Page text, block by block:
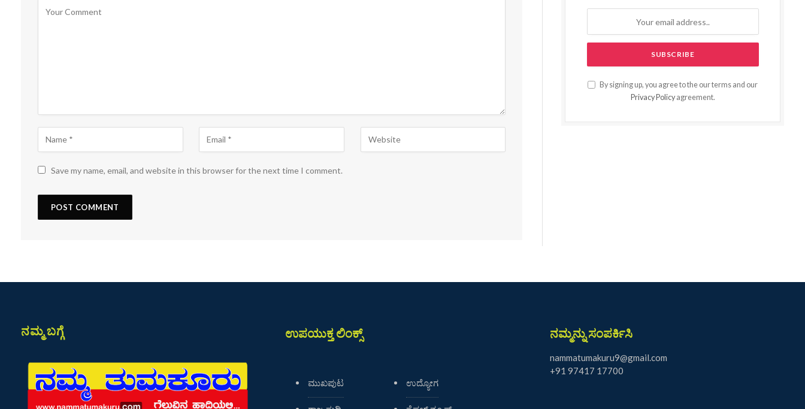
Save my name, email, and website in this browser for the next time I comment.
By signing up, you agree to the our terms and our
Privacy Policyagreement.
ನಮ್ಮ ಬಗ್ಗೆ ಉಪಯುಕ್ತ ಲಿಂಕ್ಸ್
ಮುಖಪುಟ ಉದ್ಯೋಗ
ನಮ್ಮನ್ನು ಸಂಪರ್ಕಿಸಿ
nammatumakuru9@gmail.com
+91 97417 17700